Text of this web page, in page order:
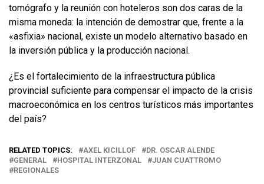
tomógrafo y la reunión con hoteleros son dos caras de la
misma moneda: la intención de demostrar que, frente a la
«asfixia» nacional, existe un modelo alternativo basado en
la inversión pública y la producción nacional.
¿Es el fortalecimiento de la infraestructura pública
provincial suficiente para compensar el impacto de la crisis
macroeconómica en los centros turísticos más importantes
del país?
RELATED TOPICS: AXEL KICILLOF
DR. OSCAR ALENDE
GENERAL
HOSPITAL INTERZONAL
JUAN CUATTROMO
REGIONALES